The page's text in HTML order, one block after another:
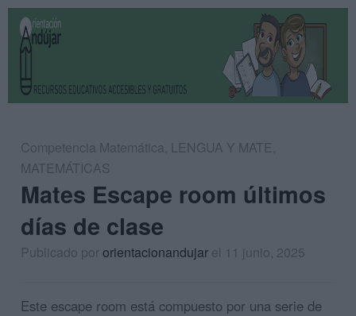
Competencia Matemática, LENGUA Y MATE,
MATEMÁTICAS
Mates Escape room últimos
días de clase
Publicado pororientacionandujar el 11 junio, 2025
Este escape room está compuesto por una serie de